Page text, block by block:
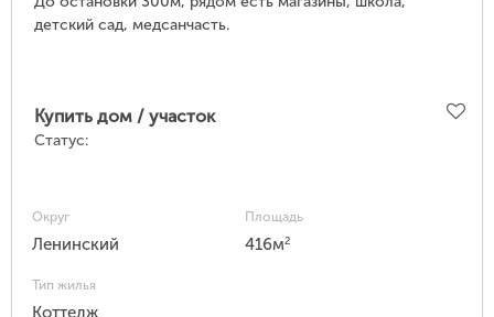
детский сад, медсанчасть.
Купить дом / участок
Статус:
Округ
Ленинский
Площадь
416м2
Тип жилья